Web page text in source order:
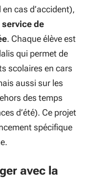
cas d’accident),
service de
. Chaque élève est
qui permet de
scolaires en cars
aussi sur les
des temps
d’été). Ce projet
spécifique
avec la